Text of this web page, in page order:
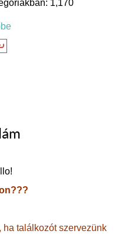
1,170
találkozót szervezünk